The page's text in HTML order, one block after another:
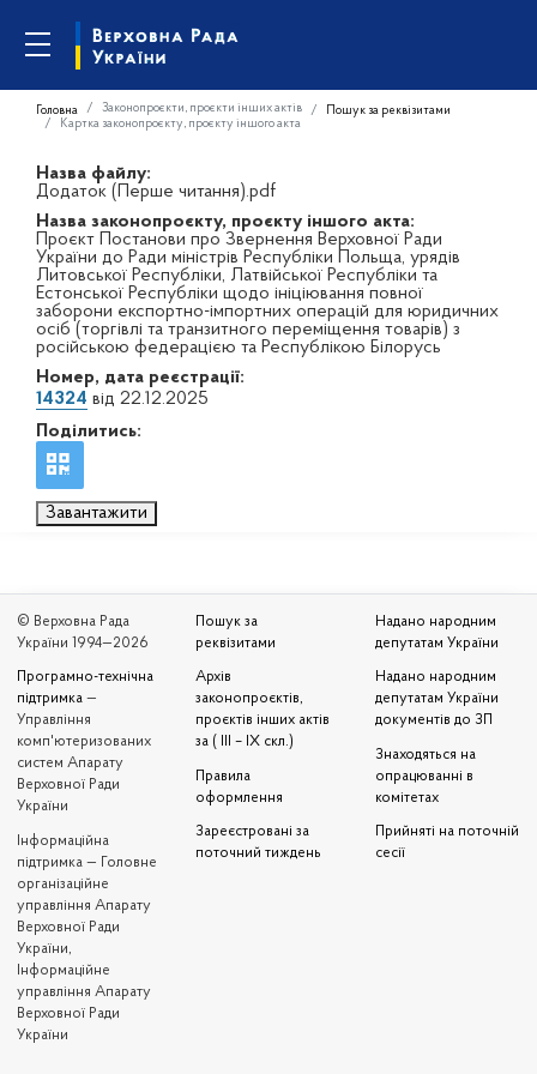
Головна Законопроєкти, проєкти інших актів
Пошук за реквізитами
Картка законопроєкту, проєкту іншого акта
Назва файлу:
Додаток (Перше читання).pdf
Назва законопроєкту, проєкту іншого акта:
Проєкт Постанови про Звернення Верховної Ради
України до Ради міністрів Республіки Польща, урядів
Литовської Республіки, Латвійської Республіки та
Естонської Республіки щодо ініціювання повної
заборони експортно-імпортних операцій для юридичних
осіб (торгівлі та транзитного переміщення товарів) з
російською федерацією та Республікою Білорусь
Номер, дата реєстрації:
14324 від 22.12.2025
Поділитись:
Завантажити
© Верховна Рада
України 1994—2026
Програмно-технічна
підтримка —
Управління
комп'ютеризованих
систем Апарату
Верховної Ради
України
Iнформаційна
підтримка — Головне
організаційне
управління Апарату
Верховної Ради
України,
Інформаційне
управління Апарату
Верховної Ради
України
Пошук за
реквізитами
Архів
законопроєктів,
проєктів інших актів
за ( III – IX скл.)
Правила
оформлення
Зареєстровані за
поточний тиждень
Надано народним
депутатам України
Надано народним
депутатам України
документів до ЗП
Знаходяться на
опрацюванні в
комітетах
Прийняті на поточній
сесії